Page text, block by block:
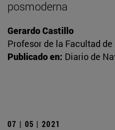
posmoderna
Gerardo Castillo
Profesor de la Facultad
Publicado en: Diario de
07 | 05 | 2021